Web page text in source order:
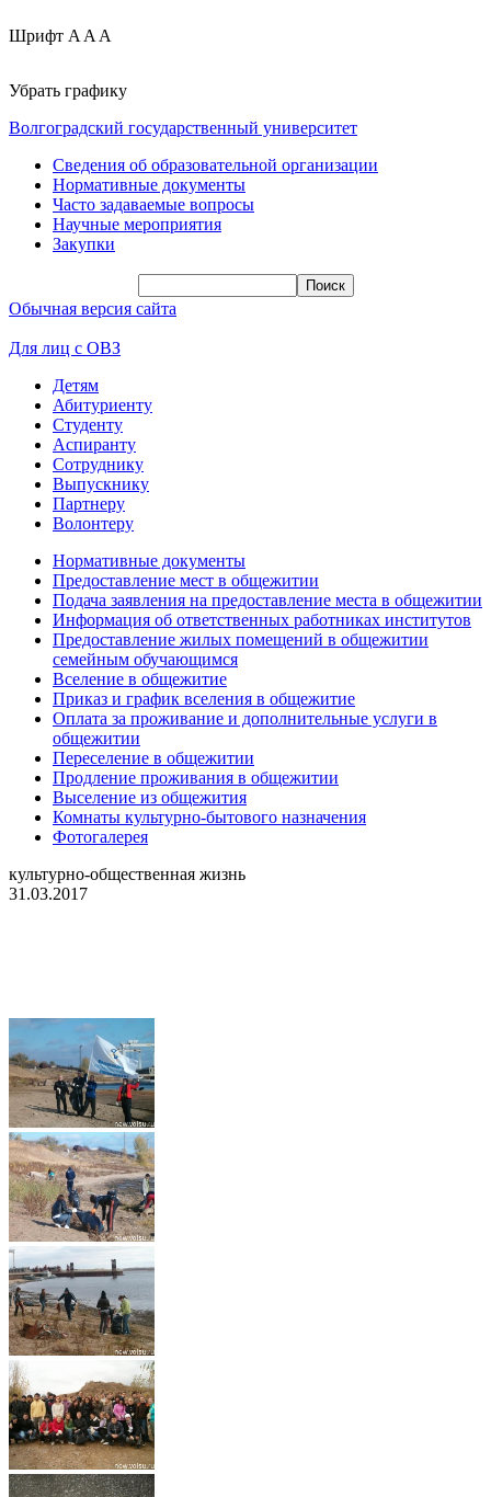
Шрифт A A A
Убрать графику
Волгоградский государственный университет
Сведения об образовательной организации
Нормативные документы
Часто задаваемые вопросы
Научные мероприятия
Закупки
Обычная версия сайта
Для лиц с ОВЗ
Детям
Абитуриенту
Студенту
Аспиранту
Сотруднику
Выпускнику
Партнеру
Волонтеру
Нормативные документы
Предоставление мест в общежитии
Подача заявления на предоставление места в общежитии
Информация об ответственных работниках институтов
Предоставление жилых помещений в общежитии
семейным обучающимся
Вселение в общежитие
Приказ и график вселения в общежитие
Оплата за проживание и дополнительные услуги в
общежитии
Переселение в общежитии
Продление проживания в общежитии
Выселение из общежития
Комнаты культурно-бытового назначения
Фотогалерея
культурно-общественная жизнь
31.03.2017